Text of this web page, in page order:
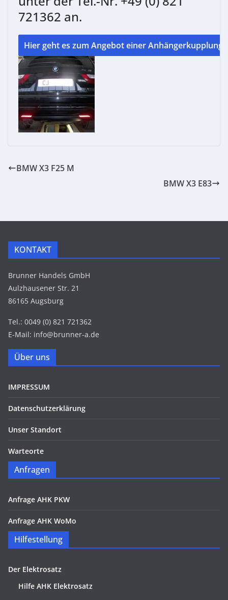
721362 an.
BMW X3 F25 M
BMW X3 E83
KONTAKT
Brunner Handels GmbH
Aulzhausener Str. 21
86165 Augsburg
Tel.: 0049 (0) 821 721362
E-Mail: info@brunner-a.de
Über uns
IMPRESSUM
Datenschutzerklärung
Unser Standort
Warteorte
Anfragen
Anfrage AHK PKW
Anfrage AHK WoMo
Hilfestellung
Der Elektrosatz
Hilfe AHK Elektrosatz